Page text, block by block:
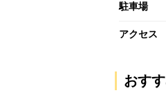
駐車場
アクセス
おす